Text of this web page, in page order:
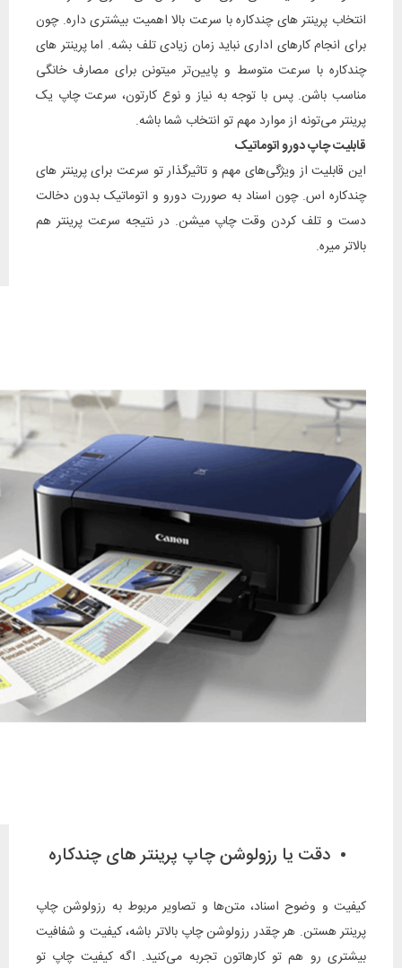
انتخاب پرینتر های چندکاره با سرعت بالا اهمیت بیشتری داره. چون
برای انجام کارهای اداری نباید زمان زیادی تلف بشه. اما پرینتر های
چندکاره با سرعت متوسط و پایین‌تر میتونن برای مصارف خانگی
مناسب باشن. پس با توجه به نیاز و نوع کارتون، سرعت چاپ یک
پرینتر می‌تونه از موارد مهم تو انتخاب شما باشه.
قابلیت چاپ دورو اتوماتیک
این قابلیت از ویژگی‌های مهم و تاثیرگذار تو سرعت برای پرینتر های
چندکاره اس. چون اسناد به صوررت دورو و اتوماتیک بدون دخالت
دست و تلف کردن وقت چاپ میشن. در نتیجه سرعت پرینتر هم
بالاتر میره.
دقت یا رزولوشن چاپ پرینتر های چندکاره
کیفیت و وضوح اسناد، متن‌ها و تصاویر مربوط به رزولوشن چاپ
پرینتر هستن. هر چقدر رزولوشن چاپ بالاتر باشه، کیفیت و شفافیت
بیشتری رو هم تو کارهاتون تجربه می‌کنید. اگه کیفیت چاپ تو